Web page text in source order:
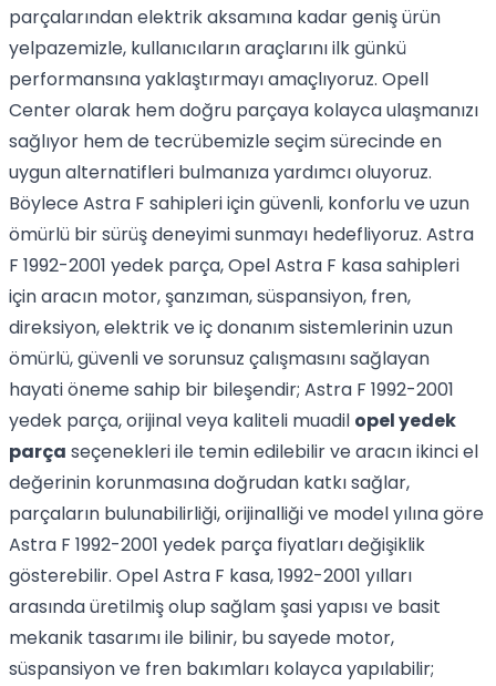
parçalarından elektrik aksamına kadar geniş ürün
yelpazemizle, kullanıcıların araçlarını ilk günkü
performansına yaklaştırmayı amaçlıyoruz. Opell
Center olarak hem doğru parçaya kolayca ulaşmanızı
sağlıyor hem de tecrübemizle seçim sürecinde en
uygun alternatifleri bulmanıza yardımcı oluyoruz.
Böylece Astra F sahipleri için güvenli, konforlu ve uzun
ömürlü bir sürüş deneyimi sunmayı hedefliyoruz. Astra
F 1992-2001 yedek parça, Opel Astra F kasa sahipleri
için aracın motor, şanzıman, süspansiyon, fren,
direksiyon, elektrik ve iç donanım sistemlerinin uzun
ömürlü, güvenli ve sorunsuz çalışmasını sağlayan
hayati öneme sahip bir bileşendir; Astra F 1992-2001
yedek parça, orijinal veya kaliteli muadil opel yedek
parça seçenekleri ile temin edilebilir ve aracın ikinci el
değerinin korunmasına doğrudan katkı sağlar,
parçaların bulunabilirliği, orijinalliği ve model yılına göre
Astra F 1992-2001 yedek parça fiyatları değişiklik
gösterebilir. Opel Astra F kasa, 1992-2001 yılları
arasında üretilmiş olup sağlam şasi yapısı ve basit
mekanik tasarımı ile bilinir, bu sayede motor,
süspansiyon ve fren bakımları kolayca yapılabilir;